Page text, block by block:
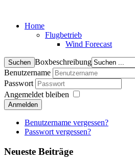
Home
Flugbetrieb
Wind Forecast
Boxbeschreibung
Benutzername
Passwort
Angemeldet bleiben
Anmelden
Benutzername vergessen?
Passwort vergessen?
Neueste Beiträge